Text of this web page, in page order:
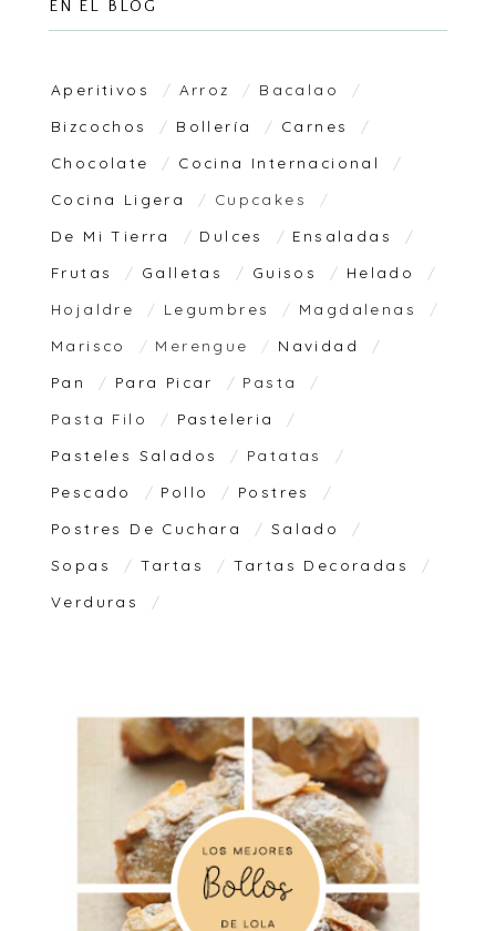
EN EL BLOG
Aperitivos Arroz
Bacalao
Bizcochos
Bollería
Carnes
Chocolate
Cocina Internacional
Cocina Ligera
Cupcakes
De Mi Tierra
Dulces
Ensaladas
Frutas
Galletas Guisos
Helado
Hojaldre
Legumbres
Magdalenas
Marisco
Merengue
Navidad
Pan
Para Picar
Pasta
Pasta Filo
Pasteleria
Pasteles Salados
Patatas
Pescado
Pollo
Postres
Postres De Cuchara
Salado
Sopas
Tartas
Tartas Decoradas
Verduras